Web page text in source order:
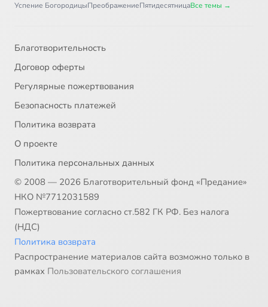
Успение БогородицыПреображениеПятидесятницаВсе темы →
Благотворительность
Договор оферты
Регулярные пожертвования
Безопасность платежей
Политика возврата
О проекте
Политика персональных данных
© 2008 — 2026 Благотворительный фонд «Предание»
НКО №7712031589
Пожертвование согласно ст.582 ГК РФ. Без налога
(НДС)
Политика возврата
Распространение материалов сайта возможно только в
рамках Пользовательского соглашения